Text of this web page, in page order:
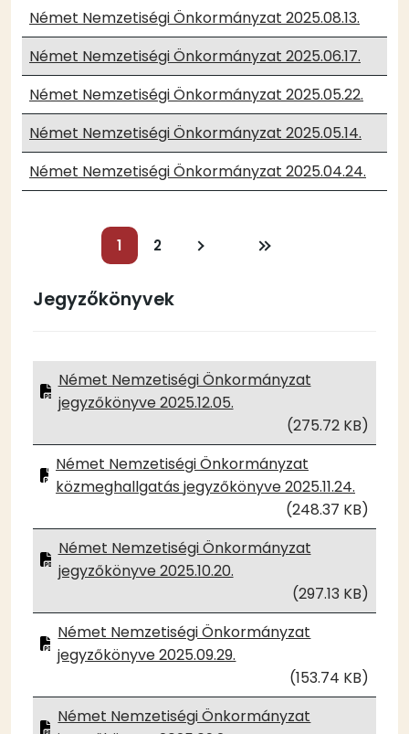
Német Nemzetiségi Önkormányzat 2025.08.13.
Német Nemzetiségi Önkormányzat 2025.06.17.
Német Nemzetiségi Önkormányzat 2025.05.22.
Német Nemzetiségi Önkormányzat 2025.05.14.
Német Nemzetiségi Önkormányzat 2025.04.24.
Oldalszámozás
Jelenlegi
oldal
1 Oldal
2 Következő
Utolsó
Jegyzőkönyvek
Német Nemzetiségi Önkormányzat
jegyzőkönyve 2025.12.05.
(275.72 KB)
Német Nemzetiségi Önkormányzat
közmeghallgatás jegyzőkönyve 2025.11.24.
(248.37 KB)
Német Nemzetiségi Önkormányzat
jegyzőkönyve 2025.10.20.
(297.13 KB)
Német Nemzetiségi Önkormányzat
jegyzőkönyve 2025.09.29.
(153.74 KB)
Német Nemzetiségi Önkormányzat